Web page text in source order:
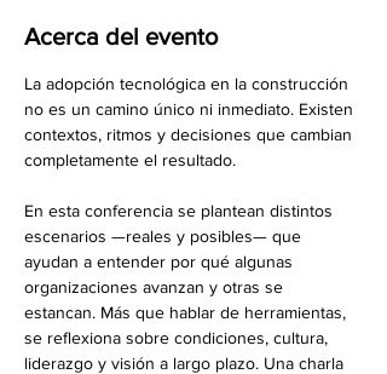
Acerca del evento
La adopción tecnológica en la construcción
no es un camino único ni inmediato. Existen
contextos, ritmos y decisiones que cambian
completamente el resultado.
En esta conferencia se plantean distintos
escenarios —reales y posibles— que
ayudan a entender por qué algunas
organizaciones avanzan y otras se
estancan. Más que hablar de herramientas,
se reflexiona sobre condiciones, cultura,
liderazgo y visión a largo plazo. Una charla